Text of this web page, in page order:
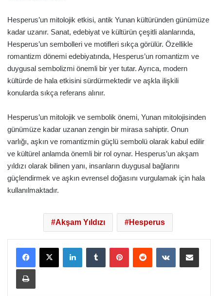
Hesperus’un mitolojik etkisi, antik Yunan kültüründen günümüze
kadar uzanır. Sanat, edebiyat ve kültürün çeşitli alanlarında,
Hesperus’un sembolleri ve motifleri sıkça görülür. Özellikle
romantizm dönemi edebiyatında, Hesperus’un romantizm ve
duygusal sembolizmi önemli bir yer tutar. Ayrıca, modern
kültürde de hala etkisini sürdürmektedir ve aşkla ilişkili
konularda sıkça referans alınır.
Hesperus’un mitolojik ve sembolik önemi, Yunan mitolojisinden
günümüze kadar uzanan zengin bir mirasa sahiptir. Onun
varlığı, aşkın ve romantizmin güçlü sembolü olarak kabul edilir
ve kültürel anlamda önemli bir rol oynar. Hesperus’un akşam
yıldızı olarak bilinen yanı, insanların duygusal bağlarını
güçlendirmek ve aşkın evrensel doğasını vurgulamak için hala
kullanılmaktadır.
Akşam Yıldızı Hesperus
LinkedInTumblr PinterestReddit VKontakteE-Posta ile paylaş
Yazdır